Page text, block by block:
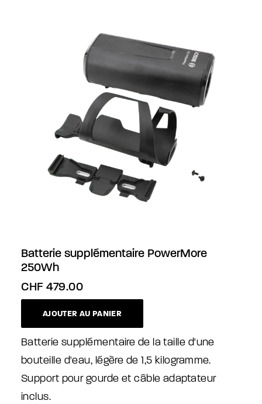
Batterie supplémentaire PowerMore
250Wh
CHF 479.00
AJOUTER AU PANIER
Batterie supplémentaire de la taille d'une
bouteille d'eau, légère de 1,5 kilogramme.
Support pour gourde et câble adaptateur
inclus.